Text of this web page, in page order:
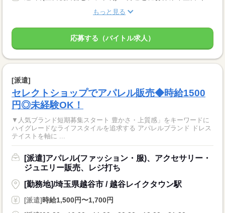
もっと見る
応募する（バイトル求人）
[派遣]
セレクトショップでアパレル販売◆時給1500
円◎未経験OK！
▼人気ブランド短期募集スタート 豊かさ・上質感」をキーワードに
ハイグレードなライフスタイルを追求する アパレルブランド ドレス
テイストを軸に ...
[派遣]アパレル(ファッション・服)、アクセサリー・
ジュエリー販売、レジ打ち
[勤務地]/埼玉県越谷市 / 越谷レイクタウン駅
[派遣]時給1,500円〜1,700円